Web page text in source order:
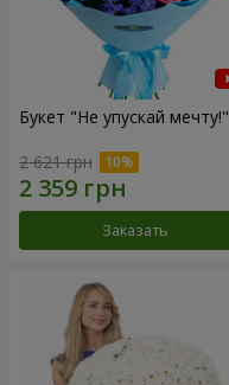
Букет "Не упускай мечту!"
2 621 грн
Заказать